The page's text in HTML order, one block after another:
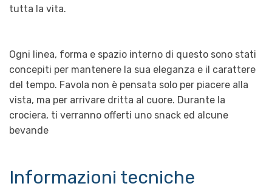
tutta la vita.
Ogni linea, forma e spazio interno di questo sono stati
concepiti per mantenere la sua eleganza e il carattere
del tempo. Favola non è pensata solo per piacere alla
vista, ma per arrivare dritta al cuore. Durante la
crociera, ti verranno offerti uno snack ed alcune
bevande
Informazioni tecniche